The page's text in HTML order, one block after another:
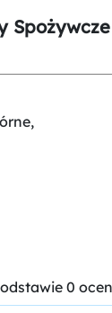
0 ocen